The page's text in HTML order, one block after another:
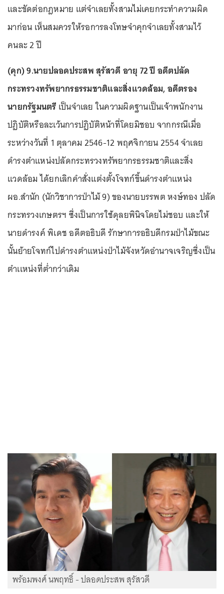
และขัดต่อกฎหมาย แต่จำเลยทั้งสามไม่เคยกระทำความผิด
มาก่อน เห็นสมควรให้รอการลงโทษจำคุกจำเลยทั้งสามไว้
คนละ 2 ปี
(คุก) 9.นายปลอดประสพ สุรัสวดี อายุ 72 ปี อดีตปลัด
กระทรวงทรัพยากรธรรมชาติและสิ่งแวดล้อม, อดีตรอง
นายกรัฐมนตรี เป็นจำเลย ในความผิดฐานเป็นเจ้าพนักงาน
ปฏิบัติหรือละเว้นการปฏิบัติหน้าที่โดยมิชอบ จากกรณีเมื่อ
ระหว่างวันที่ 1 ตุลาคม 2546-12 พฤศจิกายน 2554 จำเลย
ดำรงตำแหน่งปลัดกระทรวงทรัพยากรธรรมชาติและสิ่ง
แวดล้อม ได้ยกเลิกคำสั่งแต่งตั้งโจทก์ขึ้นดำรงตำแหน่ง
ผอ.สำนัก (นักวิชาการป่าไม้ 9) ของนายบรรพต หงษ์ทอง ปลัด
กระทรวงเกษตรฯ ซึ่งเป็นการใช้ดุลยพินิจโดยไม่ชอบ เเละให้
นายดำรงค์ พิเดช อดีตอธิบดี รักษาการอธิบดีกรมป่าไม้ขณะ
นั้นย้ายโจทก์ไปดำรงตำแหน่งป่าไม้จังหวัดอำนาจเจริญซึ่งเป็น
ตำเเหน่งที่ต่ำกว่าเดิม
พร้อมพงศ์ นพฤทธิ์ - ปลอดประสพ สุรัสวดี